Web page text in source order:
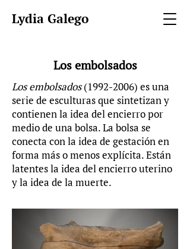
Lydia Galego
Los embolsados
Los embolsados(1992-2006) es una
serie de esculturas que sintetizan y
contienen la idea del encierro por
medio de una bolsa. La bolsa se
conecta con la idea de gestación en
forma más o menos explícita. Están
latentes la idea del encierro uterino
y la idea de la muerte.